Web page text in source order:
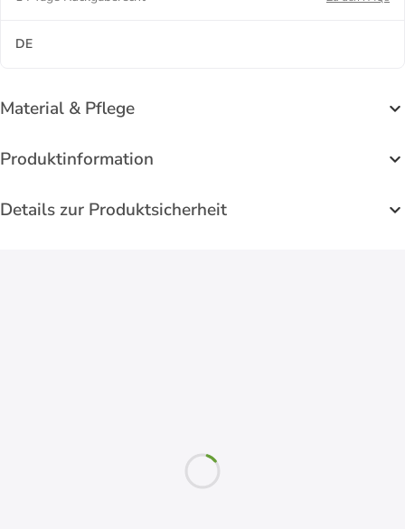
DE
Material & Pflege
Produktinformation
Details zur Produktsicherheit